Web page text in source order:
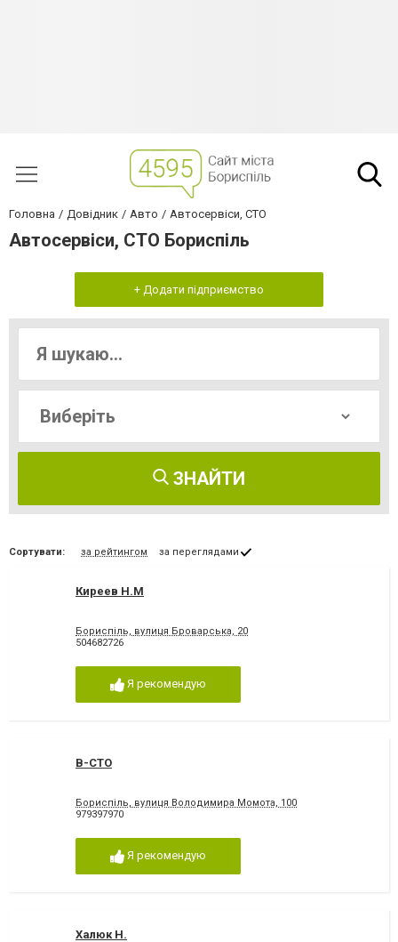
Головна Довідник Авто Автосервіси, СТО
Автосервіси, СТО Бориспіль
+ Додати підприємство
ЗНАЙТИ
Сортувати: за рейтингом за переглядами
Киреев Н.М
Бориспіль, вулиця Броварська, 20
504682726
Я рекомендую
В-СТО
Бориспіль, вулиця Володимира Момота, 100
979397970
Я рекомендую
Халюк Н.